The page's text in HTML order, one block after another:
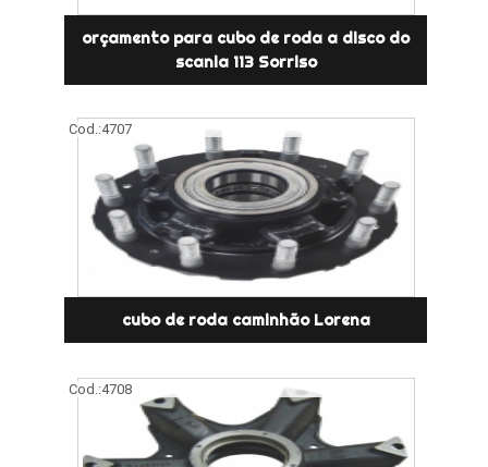
orçamento para cubo de roda a disco do
scania 113 Sorriso
Cod.:4707
cubo de roda caminhão Lorena
Cod.:4708